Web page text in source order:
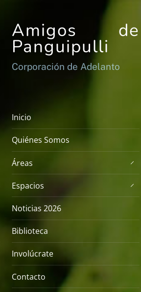
content
Amigos de
Panguipulli
Corporación de Adelanto
Inicio
Quiénes Somos
Áreas
Espacios
Noticias 2026
Biblioteca
Involúcrate
Contacto